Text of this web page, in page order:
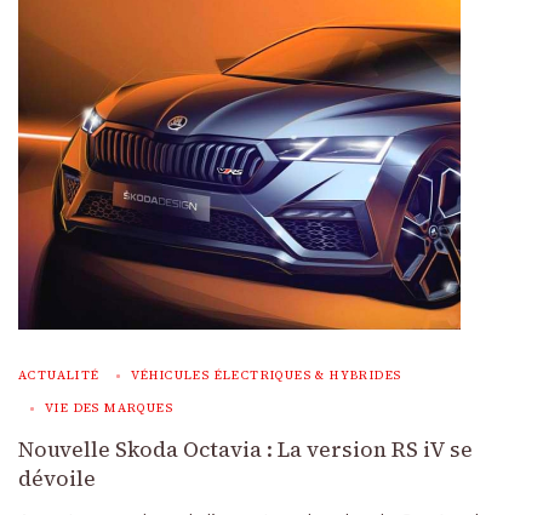
ACTUALITÉ VÉHICULES ÉLECTRIQUES & HYBRIDES
VIE DES MARQUES
Nouvelle Skoda Octavia : La version RS iV se
dévoile